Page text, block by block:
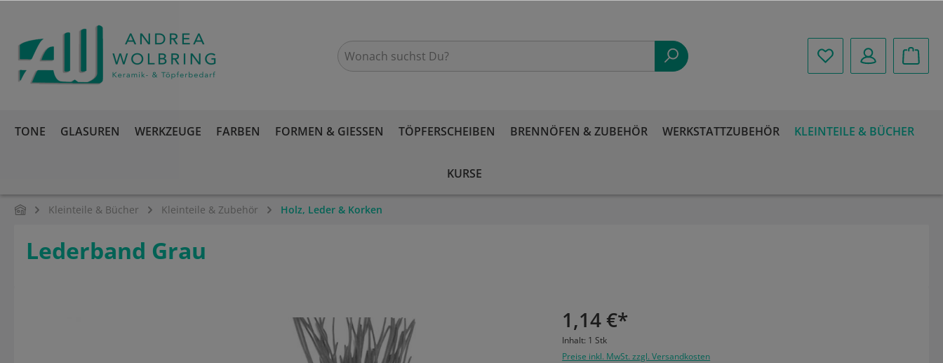
TONE GLASUREN WERKZEUGE FARBEN FORMEN & GIESSEN TÖPFERSCHEIBEN BRENNÖFEN & ZUBEHÖR WERKSTATTZUBEHÖR KLEINTEILE & BÜCHER
KURSE
Kleinteile & Bücher Kleinteile & Zubehör Holz, Leder & Korken
Lederband Grau
1,14 €*
Inhalt: 1 Stk
Preise inkl. MwSt. zzgl. Versandkosten